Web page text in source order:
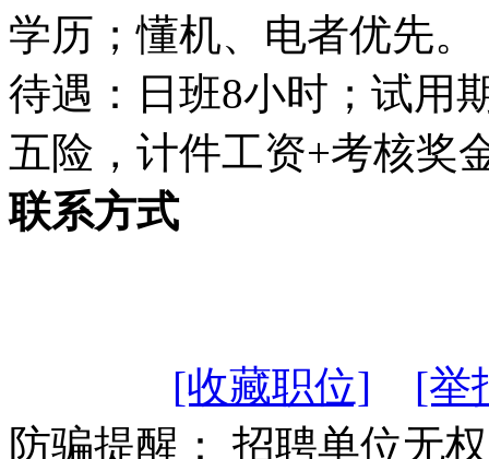
学历；懂机、电者优先。
待遇：日班8小时；试用
五险，计件工资+考核奖
联系方式
[收藏职位]
[举
防骗提醒： 招聘单位无